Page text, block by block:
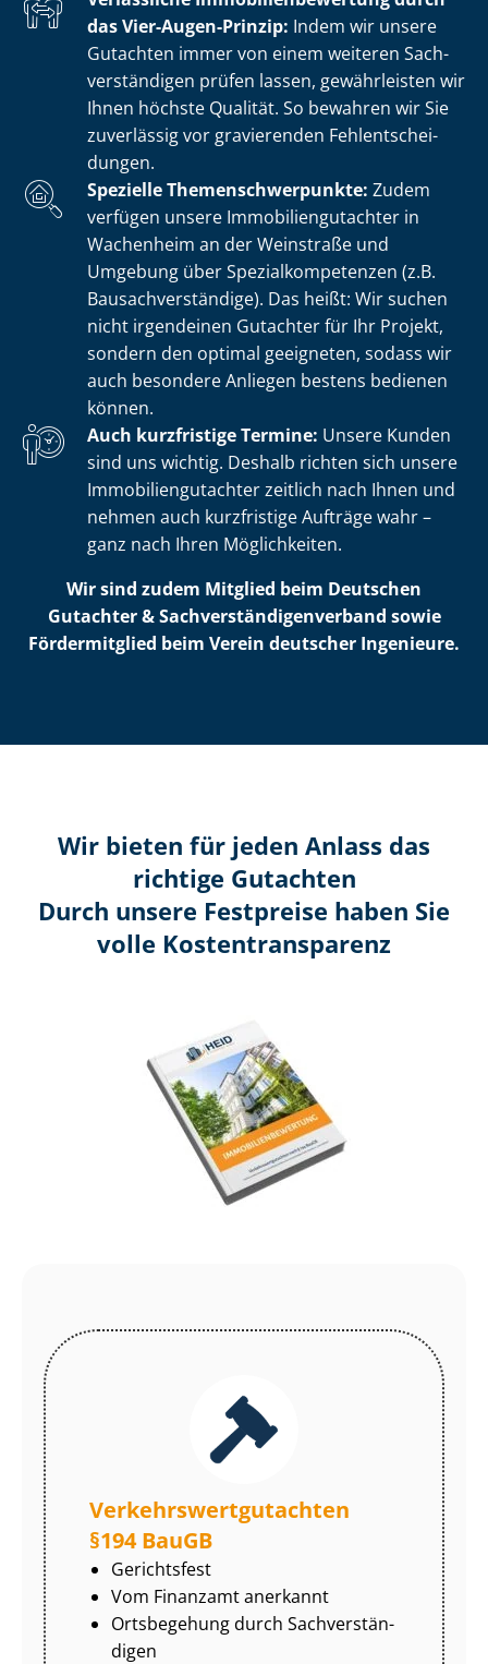
das Vier-Augen-Prinzip: Indem wir unsere
Gutachten immer von einem weiteren Sach­
ver­stän­di­gen prüfen lassen, gewährleisten wir
Ihnen höchste Qualität. So bewahren wir Sie
zuverlässig vor gravierenden Fehl­ent­schei­
dun­gen.
Spezielle The­men­schwer­punk­te: Zudem
verfügen unsere Im­mo­bi­li­en­gut­ach­ter in
Wachenheim an der Weinstraße und
Umgebung über Spe­zi­al­kom­pe­ten­zen (z.B.
Bau­sach­ver­stän­di­ge). Das heißt: Wir suchen
nicht irgendeinen Gutachter für Ihr Projekt,
sondern den optimal geeigneten, sodass wir
auch besondere Anliegen bestens bedienen
können.
Auch kurzfristige Termine: Unsere Kunden
sind uns wichtig. Deshalb richten sich unsere
Im­mo­bi­li­en­gut­ach­ter zeitlich nach Ihnen und
nehmen auch kurzfristige Aufträge wahr –
ganz nach Ihren Möglichkeiten.
Wir sind zudem Mitglied beim Deutschen
Gutachter & Sach­ver­stän­di­gen­ver­band sowie
Fördermitglied beim Verein deutscher Ingenieure.
Wir bieten für jeden Anlass das
richtige Gutachten
Durch unsere Festpreise haben Sie
volle Kosten­transparenz
Ver­kehrs­wert­gut­ach­ten
§194 BauGB
Gerichtsfest
Vom Finanzamt anerkannt
Ortsbegehung durch Sach­ver­stän­
di­gen